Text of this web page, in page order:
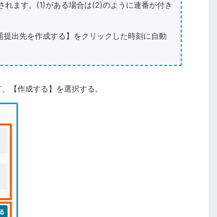
ます。(1)がある場合は(2)のように連番が付き
出先を作成する】をクリックした時刻に自動
【作成する】を選択する。